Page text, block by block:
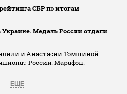
СБР по итогам
Медаль России отдали
и Анастасии Томшиной
России. Марафон.
ЕЩЕ